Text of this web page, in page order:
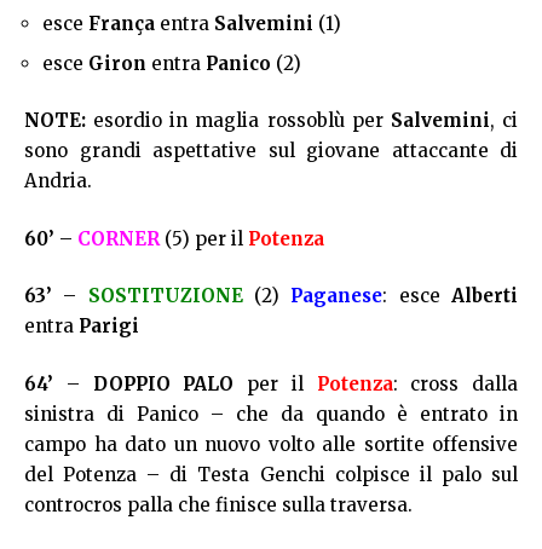
esce França entra Salvemini (1)
esce Giron entra Panico (2)
NOTE: esordio in maglia rossoblù per Salvemini, ci
sono grandi aspettative sul giovane attaccante di
Andria.
60’ – CORNER (5) per il Potenza
63’ – SOSTITUZIONE(2) Paganese: esceAlberti
entra Parigi
64’ – DOPPIO PALO per il Potenza: cross dalla
sinistra di Panico – che da quando è entrato in
campo ha dato un nuovo volto alle sortite offensive
del Potenza – di Testa Genchi colpisce il palo sul
controcros palla che finisce sulla traversa.